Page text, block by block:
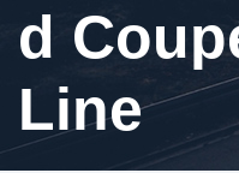
d
Line